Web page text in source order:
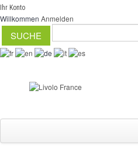
Ihr Konto
Willkommen Anmelden